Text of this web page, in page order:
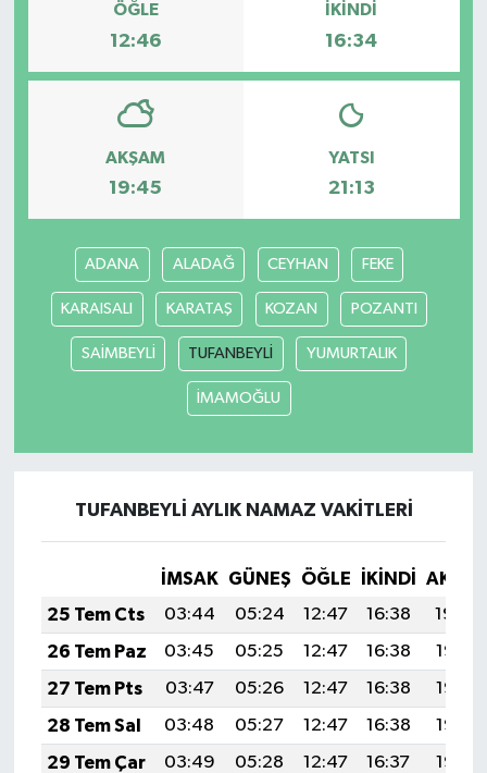
ÖĞLE
12:46
İKINDI
16:34
AKŞAM
19:45
YATSI
21:13
ADANA ALADAĞ CEYHAN FEKE
KARAISALI KARATAŞ KOZAN POZANTI
SAİMBEYLİ TUFANBEYLİ YUMURTALIK
İMAMOĞLU
TUFANBEYLİ AYLIK NAMAZ VAKITLERI
İMSAK GÜNEŞ ÖĞLE İKINDI
25 Tem Cts
03:44 05:24 12:47 16:38
19:59
26 Tem Paz
03:45 05:25 12:47 16:38
19:58
27 Tem Pts
03:47 05:26 12:47 16:38
19:57
28 Tem Sal
03:48 05:27 12:47 16:38
19:57
29 Tem Çar
03:49 05:28 12:47 16:37
19:56